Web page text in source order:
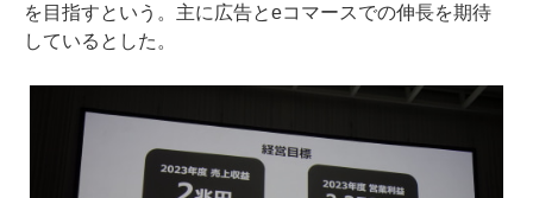
を目指すという。主に広告とeコマースでの伸長を期待
しているとした。